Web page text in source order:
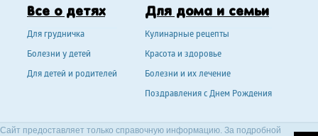
Все о детях
Для грудничка
Болезни у детей
Для детей и родителей
Для дома и семьи
Кулинарные рецепты
Красота и здоровье
Болезни и их лечение
Поздравления с Днем Рождения
Сайт предоставляет только справочную информацию. За подробной